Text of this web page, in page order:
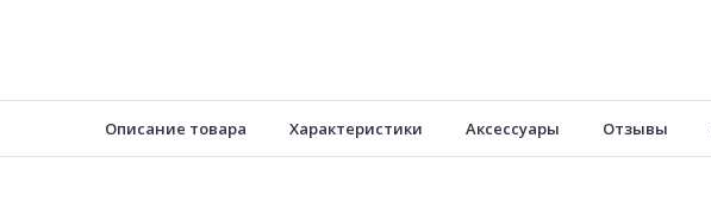
Описание товара Характеристики Аксессуары Отзывы